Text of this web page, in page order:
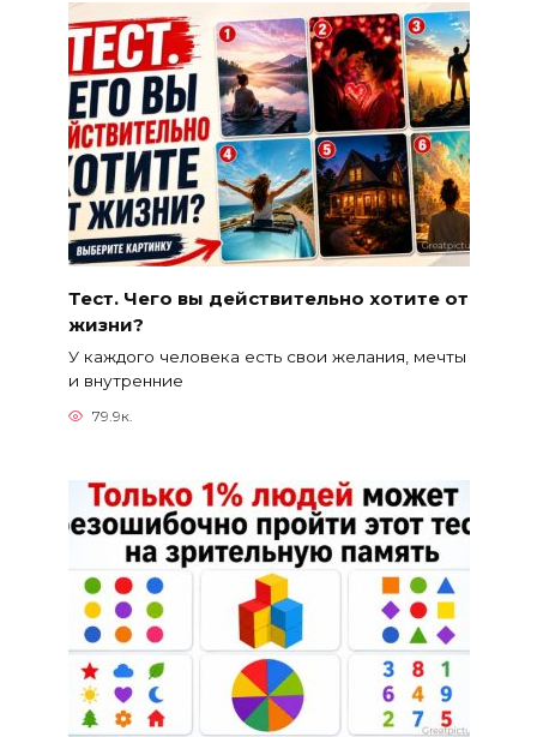
Тест. Чего вы действительно хотите от
жизни?
У каждого человека есть свои желания, мечты
и внутренние
79.9к.